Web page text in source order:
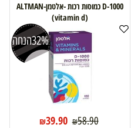
D-1000 כמוסות רכות -אלטמן-ALTMAN
(vitamin d)
32%הנחה
₪58.90
₪39.90